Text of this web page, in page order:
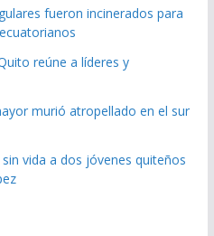
fueron incinerados para
reúne a líderes y
murió atropellado en el sur
vida a dos jóvenes quiteños